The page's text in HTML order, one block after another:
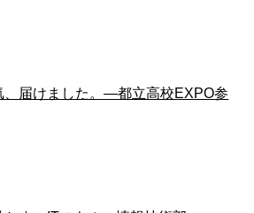
、届けました。―都立高校EXPO参